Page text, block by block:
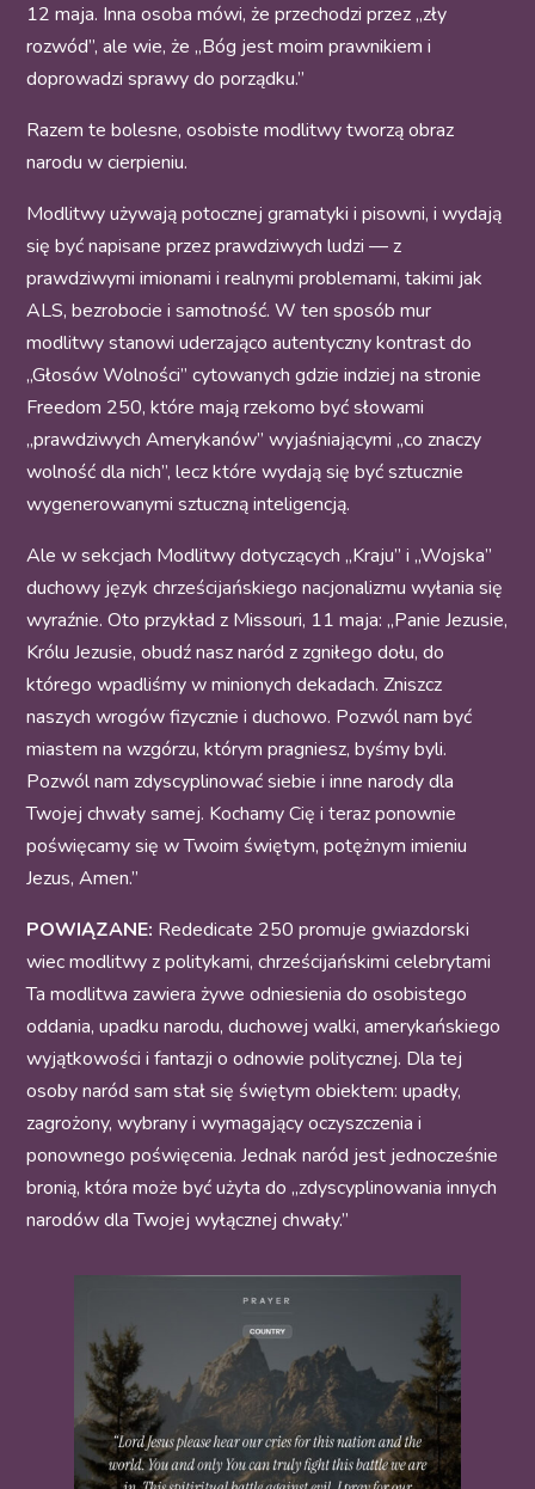
12 maja. Inna osoba mówi, że przechodzi przez „zły
rozwód”, ale wie, że „Bóg jest moim prawnikiem i
doprowadzi sprawy do porządku.”
Razem te bolesne, osobiste modlitwy tworzą obraz
narodu w cierpieniu.
Modlitwy używają potocznej gramatyki i pisowni, i wydają
się być napisane przez prawdziwych ludzi — z
prawdziwymi imionami i realnymi problemami, takimi jak
ALS, bezrobocie i samotność. W ten sposób mur
modlitwy stanowi uderzająco autentyczny kontrast do
„Głosów Wolności” cytowanych gdzie indziej na stronie
Freedom 250, które mają rzekomo być słowami
„prawdziwych Amerykanów” wyjaśniającymi „co znaczy
wolność dla nich”, lecz które wydają się być sztucznie
wygenerowanymi sztuczną inteligencją.
Ale w sekcjach Modlitwy dotyczących „Kraju” i „Wojska”
duchowy język chrześcijańskiego nacjonalizmu wyłania się
wyraźnie. Oto przykład z Missouri, 11 maja: „Panie Jezusie,
Królu Jezusie, obudź nasz naród z zgniłego dołu, do
którego wpadliśmy w minionych dekadach. Zniszcz
naszych wrogów fizycznie i duchowo. Pozwól nam być
miastem na wzgórzu, którym pragniesz, byśmy byli.
Pozwól nam zdyscyplinować siebie i inne narody dla
Twojej chwały samej. Kochamy Cię i teraz ponownie
poświęcamy się w Twoim świętym, potężnym imieniu
Jezus, Amen.”
POWIĄZANE: Rededicate 250 promuje gwiazdorski
wiec modlitwy z politykami, chrześcijańskimi celebrytami
Ta modlitwa zawiera żywe odniesienia do osobistego
oddania, upadku narodu, duchowej walki, amerykańskiego
wyjątkowości i fantazji o odnowie politycznej. Dla tej
osoby naród sam stał się świętym obiektem: upadły,
zagrożony, wybrany i wymagający oczyszczenia i
ponownego poświęcenia. Jednak naród jest jednocześnie
bronią, która może być użyta do „zdyscyplinowania innych
narodów dla Twojej wyłącznej chwały.”